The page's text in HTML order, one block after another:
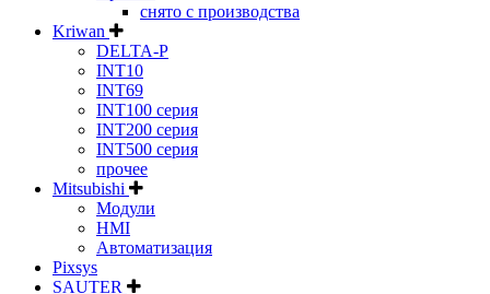
снято с производства
Kriwan
DELTA-P
INT10
INT69
INT100 серия
INT200 серия
INT500 серия
прочее
Mitsubishi
Модули
HMI
Автоматизация
Pixsys
SAUTER